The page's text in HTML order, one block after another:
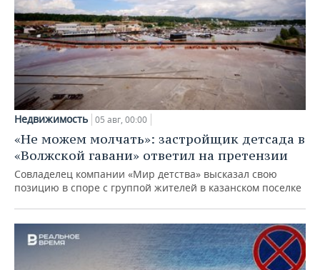
Недвижимость 05 авг, 00:00
«Не можем молчать»: застройщик детсада в
«Волжской гавани» ответил на претензии
Совладелец компании «Мир детства» высказал свою
позицию в споре с группой жителей в казанском поселке